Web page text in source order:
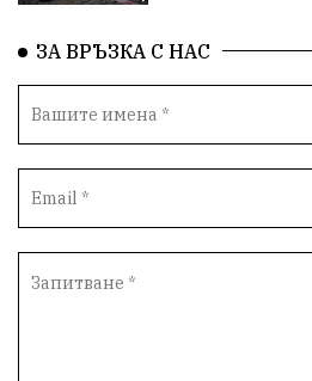
Родолюбци за България
изборен кодекс Стефан
ВЕИ КСТ "Меджик Степ"
ЗА ВРЪЗКА С НАС